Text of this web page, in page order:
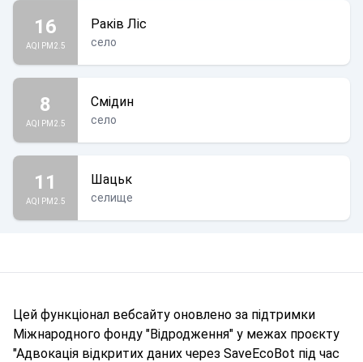
16
AQI PM2.5
Раків Ліс
село
8
AQI PM2.5
Смідин
село
11
AQI PM2.5
Шацьк
селище
Цей функціонал вебсайту оновлено за підтримки
Міжнародного фонду "Відродження" у межах проєкту
"Адвокація відкритих даних через SaveEcoBot під час